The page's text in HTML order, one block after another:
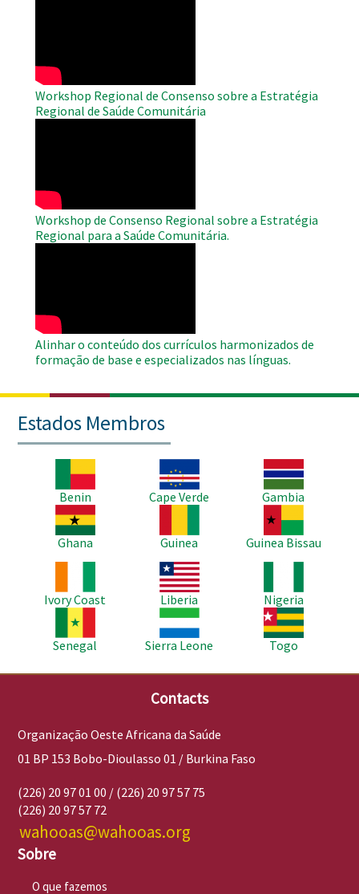
Workshop Regional de Consenso sobre a Estratégia
Regional de Saúde Comunitária
Workshop de Consenso Regional sobre a Estratégia
Regional para a Saúde Comunitária.
Alinhar o conteúdo dos currículos harmonizados de
formação de base e especializados nas línguas.
Estados Membros
Benin
Imagem
Cape Verde
Imagem
Gambia
Imagem
Ghana
Guinea
Imagem
Guinea Bissau
Ivory Coast
Imagem
Liberia
Nigeria
Imagem
Senegal
Imagem
Sierra Leone
Imagem
Togo
Contacts
Organização Oeste Africana da Saúde
01 BP 153 Bobo-Dioulasso 01 / Burkina Faso
(226) 20 97 01 00 / (226) 20 97 57 75
(226) 20 97 57 72
wahooas@wahooas.org
Sobre
O que fazemos